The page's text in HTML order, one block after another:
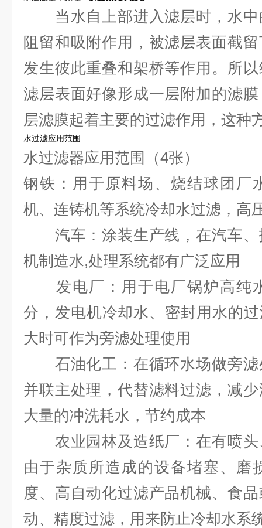
当水自上部进入滤层时，水中
阻留和吸附作用，被滤层表面截
发生彼此重叠和架桥等作用。所
滤层表面好像形成一层附加的滤
层滤膜起着主要的过滤作用，这种
水过滤应用范围
水过滤器应用范围（4张）
钢铁：用于原料场、烧结球团厂
机、连铸机等系统冷却水过滤，高
汽车：涂装生产线，在汽车、
机制造水,处理系统都有广泛应用
发电厂：用于电厂锅炉高纯
分，发电机冷却水、密封用水的
大时可作为旁滤处理使用
石油化工：在循环水场做旁滤
并联主处理，代替滤料过滤，减
大量的冲洗耗水，节约成本
农业园林及造纸厂：在有喷头
由于杂质所造成的设备堵塞、磨
度、高自动化过滤产品机械、食
动、精度过滤，用来防止冷却水系